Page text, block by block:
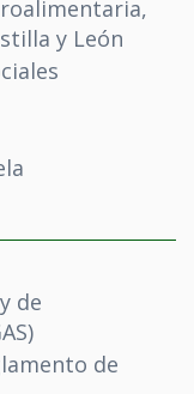
y León
de
de